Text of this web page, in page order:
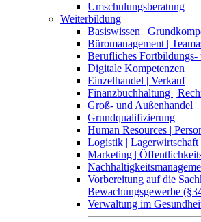
Umschulungsberatung
Weiterbildung
Basiswissen |
Büromanagement |
Berufliches Fortbildungs-
Digitale Kompetenzen
Einzelhandel | Verkauf
Finanzbuchhaltung |
Groß- und Außenhandel
Grundqualifizierung
Human Resources |
Logistik | Lagerwirtschaft
Marketing |
Vorbereitung auf die
Bewachungsgewerbe
Verwaltung im